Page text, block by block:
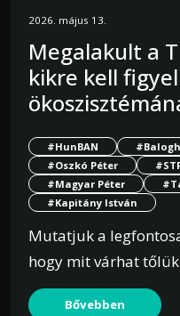
2026. május 13.
Megalakult a
kikre kell
#HunBAN
#Oszkó Péter
#Magyar Péter
#Kapitány István
Mutatjuk a
hogy mit várhat
Bővebben